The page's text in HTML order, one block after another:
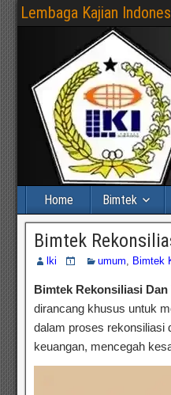
Lembaga Kajian
Home Bimtek
Bimtek
lki umum, Bimtek
Bimtek Rekonsiliasi
dirancang khusus untuk
dalam proses rekonsiliasi
keuangan, mencegah